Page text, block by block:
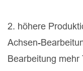
2. höhere
Achsen-
Bearbeitung mehr